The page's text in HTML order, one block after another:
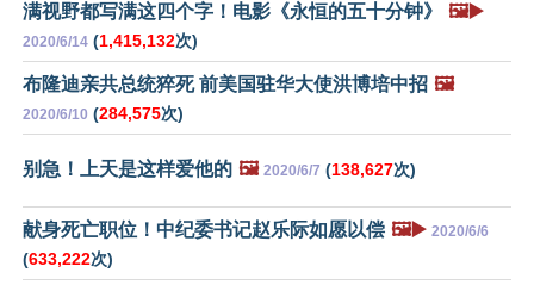
满视野都写满这四个字！电影《永恒的五十分钟》 🖼️▶️
2020/6/14 (1,415,132次)
布隆迪亲共总统猝死 前美国驻华大使洪博培中招 🖼️
2020/6/10 (284,575次)
别急！上天是这样爱他的 🖼️ 2020/6/7 (138,627次)
献身死亡职位！中纪委书记赵乐际如愿以偿 🖼️▶️ 2020/6/6
(633,222次)